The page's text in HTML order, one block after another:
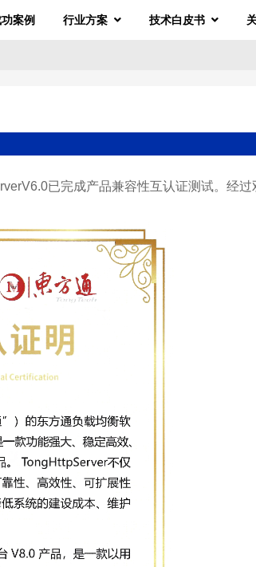
案例 行业方案 技术白皮书
已完成产品兼容性互认证测试。经过